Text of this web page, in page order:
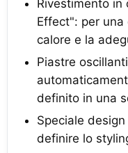
Rivestimento
Effect": per
calore e la
Piastre
definito in una
Speciale
definire lo